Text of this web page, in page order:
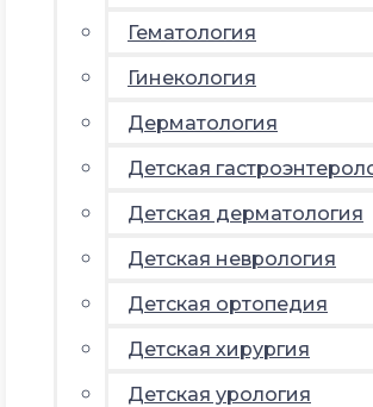
Гематология
Гинекология
Дерматология
Детская
Детская дерматология
Детская неврология
Детская ортопедия
Детская хирургия
Детская урология